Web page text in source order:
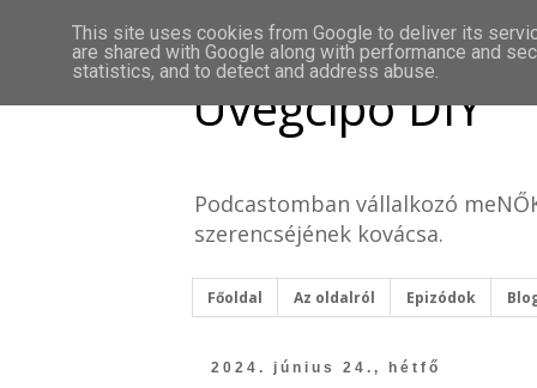
Üvegcipő DIY
Podcastomban vállalkozó
szerencséjének kovácsa.
Főoldal Az oldalról Epizódok
2024. június 24., hétfő
This site uses cookies from Google to deliver its
are shared with Google along with performance and
statistics, and to detect and address abuse.